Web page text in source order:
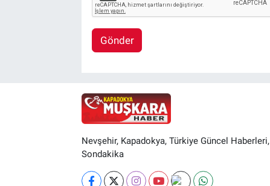
Gönder
Nevşehir, Kapadokya, Türkiye Güncel Haberleri,
Sondakika